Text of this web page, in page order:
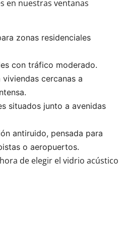
en nuestras ventanas
zonas residenciales
con tráfico moderado.
cercanas a
situados junto a avenidas
antiruido, pensada para
o aeropuertos.
de elegir el vidrio acústico